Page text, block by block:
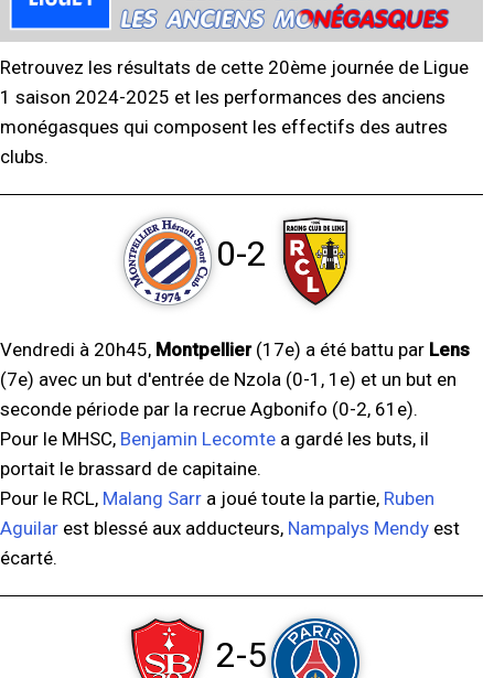
Retrouvez les résultats de cette 20ème journée de Ligue
1 saison 2024-2025 et les performances des anciens
monégasques qui composent les effectifs des autres
clubs.
0-2
Vendredi à 20h45, Montpellier(17e) a été battu par Lens
(7e) avec un but d'entrée de Nzola (0-1, 1e) et un but en
seconde période par la recrue Agbonifo (0-2, 61e).
Pour le MHSC, Benjamin Lecomte a gardé les buts, il
portait le brassard de capitaine.
Pour le RCL, Malang Sarr a joué toute la partie, Ruben
Aguilar est blessé aux adducteurs, Nampalys Mendy est
écarté.
2-5